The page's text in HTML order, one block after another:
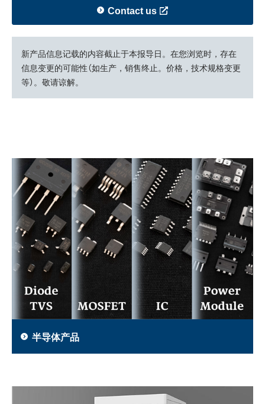
Contact us
新产品信息记载的内容截止于本报导日。在您浏览时，存在
信息变更的可能性（如生产，销售终止。价格，技术规格变更
等）。敬请谅解。
半导体产品